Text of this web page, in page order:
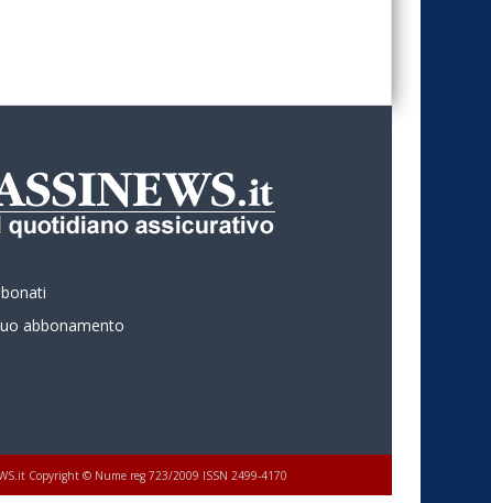
abbonamento
Copyright © Nume reg 723/2009 ISSN 2499-4170